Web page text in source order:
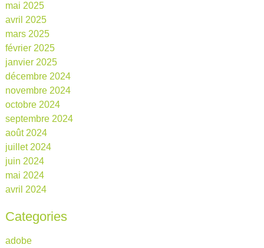
mai 2025
avril 2025
mars 2025
février 2025
janvier 2025
décembre 2024
novembre 2024
octobre 2024
septembre 2024
août 2024
juillet 2024
juin 2024
mai 2024
avril 2024
Categories
adobe